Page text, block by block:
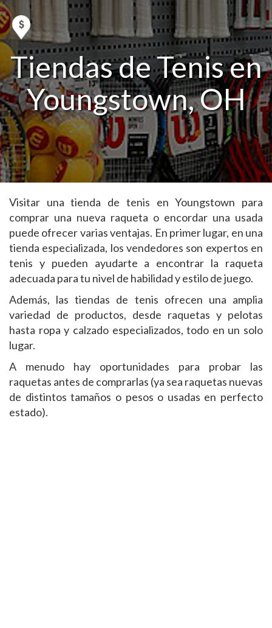
Tiendas de Tenis en
Youngstown, OH
Visitar una tienda de tenis en Youngstown para
comprar una nueva raqueta o encordar una usada
puede ofrecer varias ventajas. En primer lugar, en una
tienda especializada, los vendedores son expertos en
tenis y pueden ayudarte a encontrar la raqueta
adecuada para tu nivel de habilidad y estilo de juego.
Además, las tiendas de tenis ofrecen una amplia
variedad de productos, desde raquetas y pelotas
hasta ropa y calzado especializados, todo en un solo
lugar.
A menudo hay oportunidades para probar las
raquetas antes de comprarlas (ya sea raquetas nuevas
de distintos tamaños o pesos o usadas en perfecto
estado).